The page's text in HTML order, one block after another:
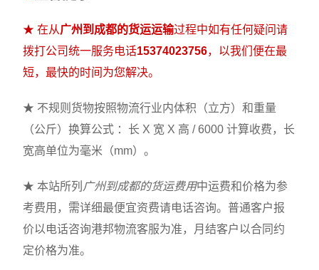
★ 在从广州到成都的货运运输过程中如有任何疑问请
拨打公司统一服务电话15374023756，以我们便在最
短，最快的时间为您解决。
★ 不规则货物按照物流行业内体积（立方）和重量
（公斤）换算公式 ：长 X 宽 X 高 / 6000 计算收费，长
宽高单位为毫米（mm）。
★ 本站所列 广州到成都的货运费用中运费和价格为参
考费用，需详细最便宜资费请电话咨询。普通客户报
价以电话咨询港邦物流客服为准，月结客户以合同约
定价格为准。